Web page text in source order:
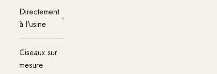
Directement
à l'usine
Ciseaux sur
mesure